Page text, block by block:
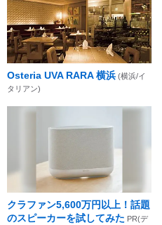
Osteria UVA RARA 横浜 (横浜/イ
タリアン)
クラファン5,600万円以上！話題
のスピーカーを試してみた PR(デ